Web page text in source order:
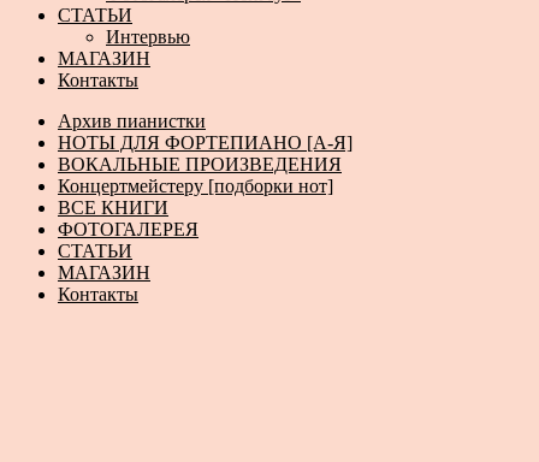
СТАТЬИ
Интервью
МАГАЗИН
Контакты
Архив пианистки
НОТЫ ДЛЯ ФОРТЕПИАНО [А-Я]
ВОКАЛЬНЫЕ ПРОИЗВЕДЕНИЯ
Концертмейстеру [подборки нот]
ВСЕ КНИГИ
ФОТОГАЛЕРЕЯ
СТАТЬИ
МАГАЗИН
Контакты